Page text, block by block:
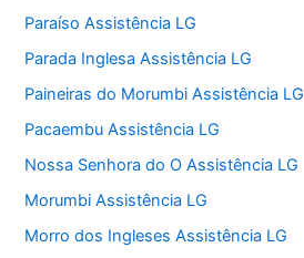
Paraíso Assistência LG
Parada Inglesa Assistência LG
Paineiras do Morumbi Assistência LG
Pacaembu Assistência LG
Nossa Senhora do O Assistência LG
Morumbi Assistência LG
Morro dos Ingleses Assistência LG